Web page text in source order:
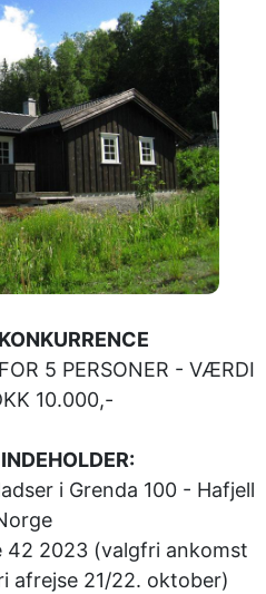
5 PERSONER - VÆRDI
10.000,-
i Grenda 100 - Hafjell
42 2023 (valgfri ankomst
afrejse 21/22. oktober)